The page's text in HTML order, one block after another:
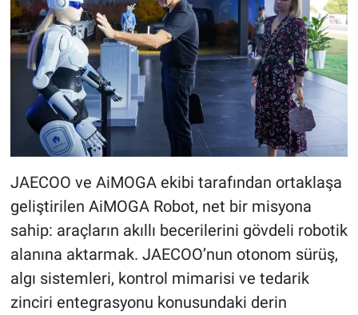
JAECOO ve AiMOGA ekibi tarafından ortaklaşa
geliştirilen AiMOGA Robot, net bir misyona
sahip: araçların akıllı becerilerini gövdeli robotik
alanına aktarmak. JAECOO’nun otonom sürüş,
algı sistemleri, kontrol mimarisi ve tedarik
zinciri entegrasyonu konusundaki derin